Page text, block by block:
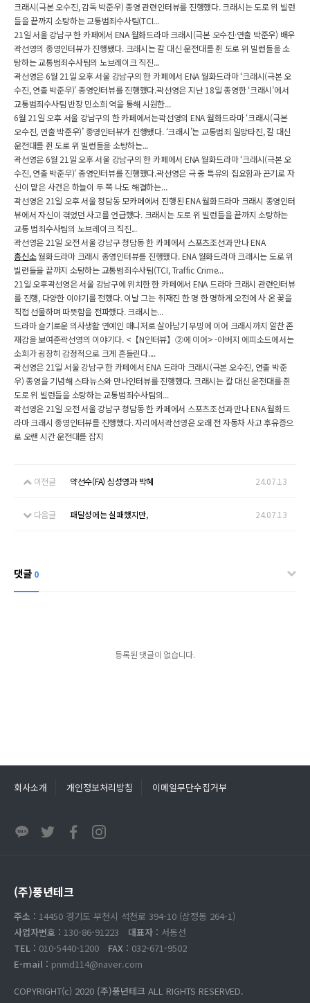
크래시(극본 오수진, 감독 박준우) 종영 관련인터뷰를 진행했다. 크래시는 도로 위 빌런
들을 끝까지 소탕하는 교통범죄수사팀(TCI...
21일 서울 강남구 한 카페에서 ENA 월화드라마 크래시(극본 오수진·연출 박준우) 배우
곽선영의 종영인터뷰가 진행됐다. 크래시는 칼 대신 운전대를 쥔 도로 위 빌런들을 소
탕하는 교통범죄수사팀의 노브레이크 직진...
곽선영은 6월 21일 오후 서울 강남구의 한 카페에서 ENA 월화드라마 ‘크래시(극본 오
수진, 연출 박준우)’ 종영인터뷰를 진행했다.곽선영은 지난 18일 종영한 ‘크래시’에서
교통범죄수사팀 반장 민소희 역을 통해 시원한...
6월 21일 오후 서울 강남구의 한 카페에서는곽선영의 ENA 월화드라마 ‘크래시(극본
오수진, 연출 박준우)’ 종영인터뷰가 진행됐다. ‘크래시’는 교통범죄 일망타진, 칼 대신
운전대를 쥔 도로 위 빌런들을 소탕하는...
곽선영은 6월 21일 오후 서울 강남구의 한 카페에서 ENA 월화드라마 ‘크래시(극본 오
수진, 연출 박준우)’ 종영인터뷰를 진행했다.곽선영은 극 중 특유의 집요함과 끈기로 자
신이 맡은 사건은 하늘이 두 쪽 나도 해결하는...
곽선영은 21일 오후 서울 청담동 모카페에서 진행된 ENA 월화드라마 크래시 종영인터
뷰에서 자신이 겪었던 사고를 언급했다. 크래시는 도로 위 빌런들을 끝까지 소탕하는
교통 범죄수사팀의 노브레이크 직진...
곽선영은 21일 오전 서울 강남구 청담동 한 카페에서 스포츠조선과 만나 ENA
흥신소월화드라마 크래시 종영인터뷰를 진행했다. ENA 월화드라마 크래시는 도로 위
빌런들을 끝까지 소탕하는 교통범죄수사팀(TCI, Traffic Crime...
21일 오후곽선영은 서울 강남구에 위치한 한 카페에서 ENA 드라마 크래시 관련인터뷰
를 진행, 다양한 이야기를 전했다. 이날 그는 취재진 한 명 한 명하게 오전에 사 온 꽃을
직접 선물하며 따뜻함을 전파했다. 크래시는...
드라마 슬기로운 의사생활 연예인 매니저로 살아남기 무빙에 이어 크래시까지 알찬 존
재감을 보여준곽선영의 이야기다. <【N인터뷰】②에 이어> -아버지 에피소드에서는
소희가 굉장히 감정적으로 크게 흔들린다....
곽선영은 21일 서울 강남구 한 카페에서 ENA 드라마 크래시(극본 오수진, 연출 박준
우) 종영을 기념해 스타뉴스와 만나인터뷰를 진행했다. 크래시는 칼 대신 운전대를 쥔
도로 위 빌런들을 소탕하는 교통범죄수사팀의...
곽선영은 21일 오전 서울 강남구 청담동 한 카페에서 스포츠조선과 만나 ENA 월화드
라마 크래시 종영인터뷰를 진행했다. 자리에서곽선영은 오래 전 자동차 사고 후유증으
로 오랜 시간 운전대를 잡지
이전글 약선수(FA) 심성영과 박혜 24.07.13
다음글 패달성에는 실패했지만, 24.07.13
댓글 0
등록된 댓글이 없습니다.
회사소개 개인정보처리방침 이메일무단수집거부
(주)풍년테크
주소 : 14450 경기도 부천시 석천로 394-10 (삼정동 264-1)
사업자번호 : 130-86-91223 대표자 : 서동선
TEL : 010-5440-1200 FAX : 032-671-9502
E-mail : pnmd114@naver.com
COPYRIGHT(c) 2020 (주)풍년테크 ALL RIGHTS RESERVED.